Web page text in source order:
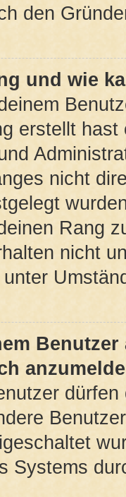
den
und wie
erstellt
nicht
Rang
nicht
Systems